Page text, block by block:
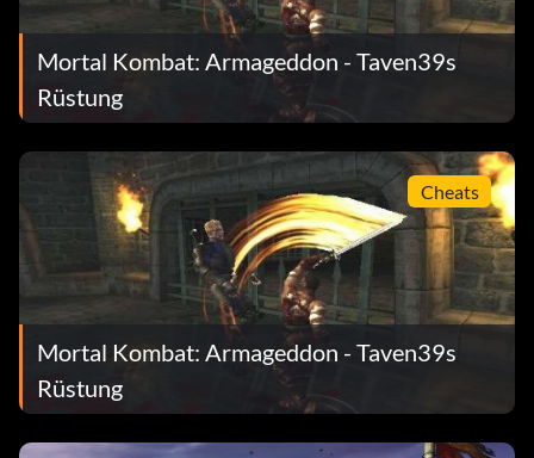
Mortal Kombat: Armageddon - Taven39s
Rüstung
Cheats
Mortal Kombat: Armageddon - Taven39s
Rüstung